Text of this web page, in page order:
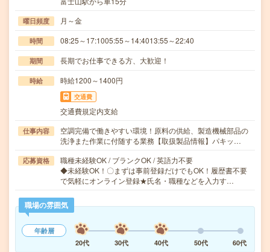
曜日頻度 月～金
時間 08:25～17:1005:55～14:4013:55～22:40
期間 長期でお仕事できる方、大歓迎！
時給 時給1200～1400円
交通費
交通費規定内支給
仕事内容
空調完備で働きやすい環境！原料の供給、製造機械部品の
洗浄また作業に付随する業務【取扱製品情報】パキッ…
応募資格
職種未経験OK / ブランクOK / 英語力不要
◆未経験OK！〇まずは事前登録だけでもOK！履歴書不要
で気軽にオンライン登録★氏名・職種などを入力す…
職場の雰囲気
年齢層
20代
30代 40代 50代 60代